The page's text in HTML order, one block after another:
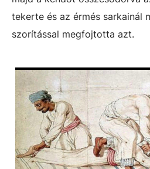
tekerte és az érmés sarkainál
szorítással megfojtotta azt.